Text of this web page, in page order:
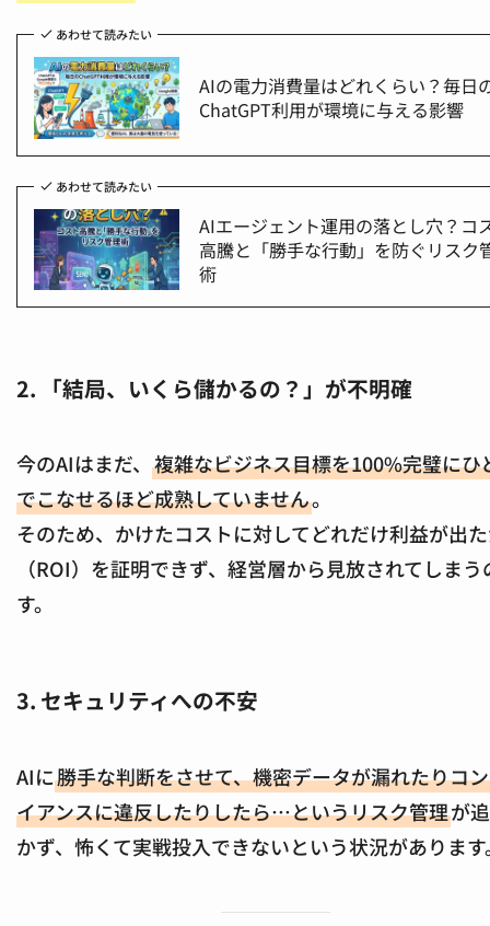
あわせて読みたい
AIの電力消費量はどれくらい？毎日
ChatGPT利用が環境に与える影響
あわせて読みたい
AIエージェント運用の落とし穴？コ
高騰と「勝手な行動」を防ぐリスク
術
2. 「結局、いくら儲かるの？」が不明確
今のAIはまだ、 複雑なビジネス目標を100%完璧にひ
でこなせるほど成熟していません。
そのため、かけたコストに対してどれだけ利益が出
（ROI）を証明できず、経営層から見放されてしまう
す。
3. セキュリティへの不安
AIに勝手な判断をさせて、機密データが漏れたりコ
イアンスに違反したりしたら…というリスク管理が
かず、怖くて実戦投入できないという状況があります